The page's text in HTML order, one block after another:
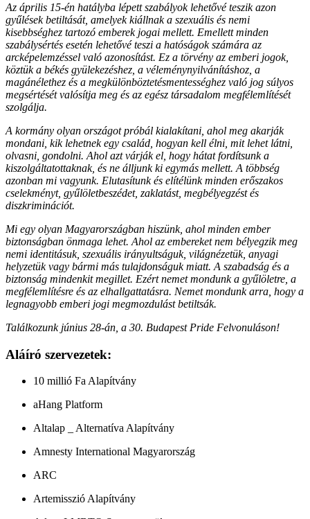
Az április 15-én hatályba lépett szabályok lehetővé teszik azon
gyűlések betiltását, amelyek kiállnak a szexuális és nemi
kisebbséghez tartozó emberek jogai mellett. Emellett minden
szabálysértés esetén lehetővé teszi a hatóságok számára az
arcképelemzéssel való azonosítást. Ez a törvény az emberi jogok,
köztük a békés gyülekezéshez, a véleménynyilvánításhoz, a
magánélethez és a megkülönböztetésmentességhez való jog súlyos
megsértését valósítja meg és az egész társadalom megfélemlítését
szolgálja.
A kormány olyan országot próbál kialakítani, ahol meg akarják
mondani, kik lehetnek egy család, hogyan kell élni, mit lehet látni,
olvasni, gondolni. Ahol azt várják el, hogy hátat fordítsunk a
kiszolgáltatottaknak, és ne álljunk ki egymás mellett. A többség
azonban mi vagyunk. Elutasítunk és elítélünk minden erőszakos
cselekményt, gyűlöletbeszédet, zaklatást, megbélyegzést és
diszkriminációt.
Mi egy olyan Magyarországban hiszünk, ahol minden ember
biztonságban önmaga lehet. Ahol az embereket nem bélyegzik meg
nemi identitásuk, szexuális irányultságuk, világnézetük, anyagi
helyzetük vagy bármi más tulajdonságuk miatt. A szabadság és a
biztonság mindenkit megillet. Ezért nemet mondunk a gyűlöletre, a
megfélemlítésre és az elhallgattatásra. Nemet mondunk arra, hogy a
legnagyobb emberi jogi megmozdulást betiltsák.
Találkozunk június 28-án, a 30. Budapest Pride Felvonuláson!
Aláíró szervezetek:
10 millió Fa Alapítvány
aHang Platform
Altalap _ Alternatíva Alapítvány
Amnesty International Magyarország
ARC
Artemisszió Alapítvány